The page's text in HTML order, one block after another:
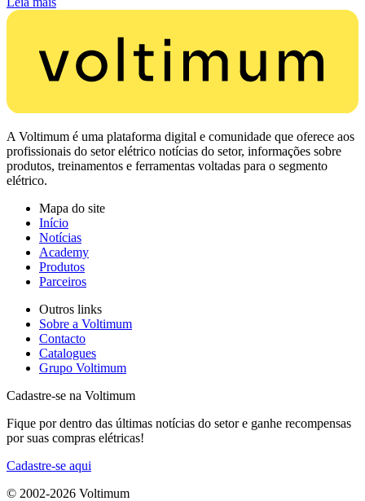
A Voltimum é uma plataforma digital e comunidade que oferece aos
profissionais do setor elétrico notícias do setor, informações sobre
produtos, treinamentos e ferramentas voltadas para o segmento
elétrico.
Mapa do site
Início
Notícias
Academy
Produtos
Parceiros
Outros links
Sobre a Voltimum
Contacto
Catalogues
Grupo Voltimum
Cadastre-se na Voltimum
Fique por dentro das últimas notícias do setor e ganhe recompensas
por suas compras elétricas!
Cadastre-se aqui
© 2002-2026 Voltimum